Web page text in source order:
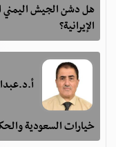
هل دشن الجيش اليمني
الإيرانية؟
خيارات السعودية